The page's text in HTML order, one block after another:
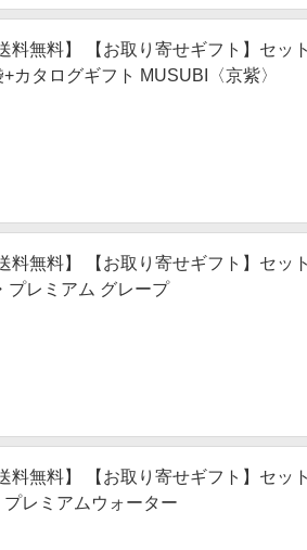
料無料】 【お取り寄せギフト】セ
カタログギフト MUSUBI〈京紫〉
料無料】 【お取り寄せギフト】セッ
プレミアム グレープ
料無料】 【お取り寄せギフト】セッ
レミアムウォーター